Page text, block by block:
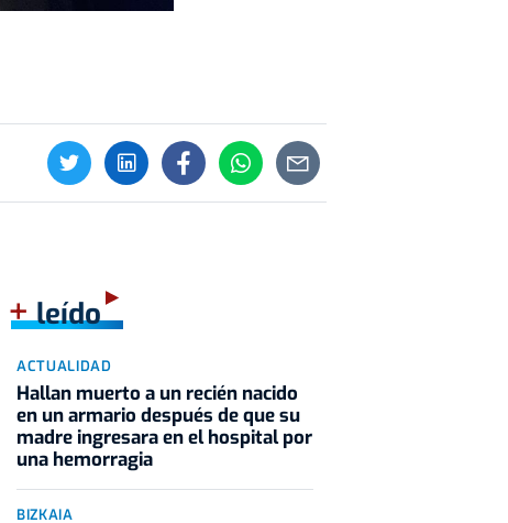
+leído
ACTUALIDAD
Hallan muerto a un recién nacido
en un armario después de que su
madre ingresara en el hospital por
una hemorragia
BIZKAIA